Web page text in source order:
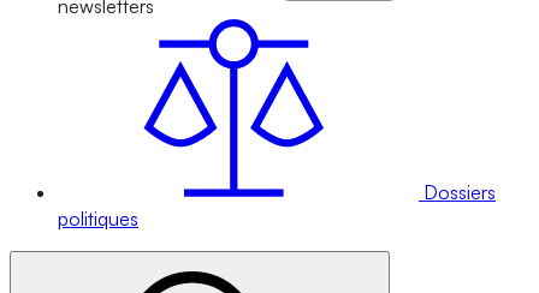
newsletters
Dossiers
politiques